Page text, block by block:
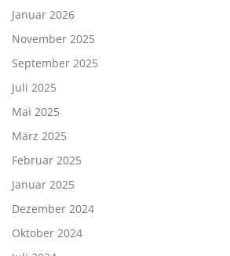
Januar 2026
November 2025
September 2025
Juli 2025
Mai 2025
März 2025
Februar 2025
Januar 2025
Dezember 2024
Oktober 2024